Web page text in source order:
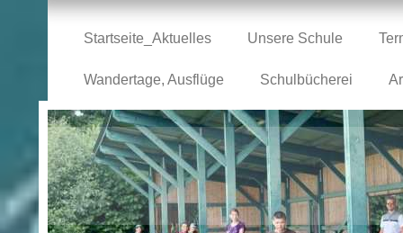
Startseite_Aktuelles Unsere Schule
Wandertage, Ausflüge Schulbücherei